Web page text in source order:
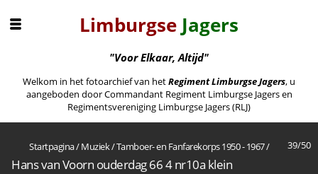
Limburgse Jagers
"Voor Elkaar, Altijd"
Welkom in het fotoarchief van hetRegiment Limburgse Jagers, u
aangeboden door Commandant Regiment Limburgse Jagers en
Regimentsvereniging Limburgse Jagers (RLJ)
39/50
Startpagina/Muziek/Tamboer- en Fanfarekorps 1950 - 1967/
Hans van Voorn ouderdag 66 4 nr10a klein